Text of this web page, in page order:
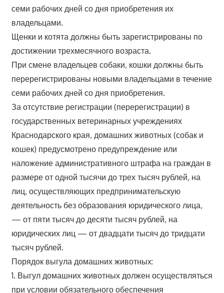
семи рабочих дней со дня приобретения их
владельцами.
Щенки и котята должны быть зарегистрированы по
достижении трехмесячного возраста.
При смене владельцев собаки, кошки должны быть
перерегистрированы новыми владельцами в течение
семи рабочих дней со дня приобретения.
За отсутствие регистрации (перерегистрации) в
государственных ветеринарных учреждениях
Краснодарского края, домашних животных (собак и
кошек) предусмотрено предупреждение или
наложение административного штрафа на граждан в
размере от одной тысячи до трех тысяч рублей, на
лиц, осуществляющих предпринимательскую
деятельность без образования юридического лица,
— от пяти тысяч до десяти тысяч рублей, на
юридических лиц — от двадцати тысяч до тридцати
тысяч рублей.
Порядок выгула домашних животных:
1. Выгул домашних животных должен осуществляться
при условии обязательного обеспечения